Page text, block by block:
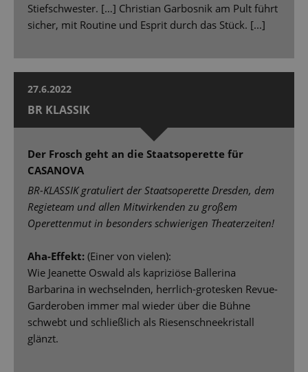
Stiefschwester. […] Christian Garbosnik am Pult führt
sicher, mit Routine und Esprit durch das Stück. [...]
27.6.2022
BR KLASSIK
Der Frosch geht an die Staatsoperette für
CASANOVA
BR-KLASSIK gratuliert der Staatsoperette Dresden, dem
Regieteam und allen Mitwirkenden zu großem
Operettenmut in besonders schwierigen Theaterzeiten!
Aha-Effekt: (Einer von vielen):
Wie Jeanette Oswald als kapriziöse Ballerina
Barbarina in wechselnden, herrlich-grotesken Revue-
Garderoben immer mal wieder über die Bühne
schwebt und schließlich als Riesenschneekristall
glänzt.